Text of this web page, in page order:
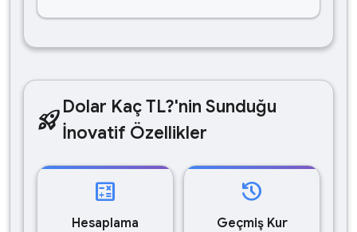
rocket_launchDolar Kaç TL?'nin Sunduğu
İnovatif Özellikler
calculate
Hesaplama
history
Geçmiş Kur